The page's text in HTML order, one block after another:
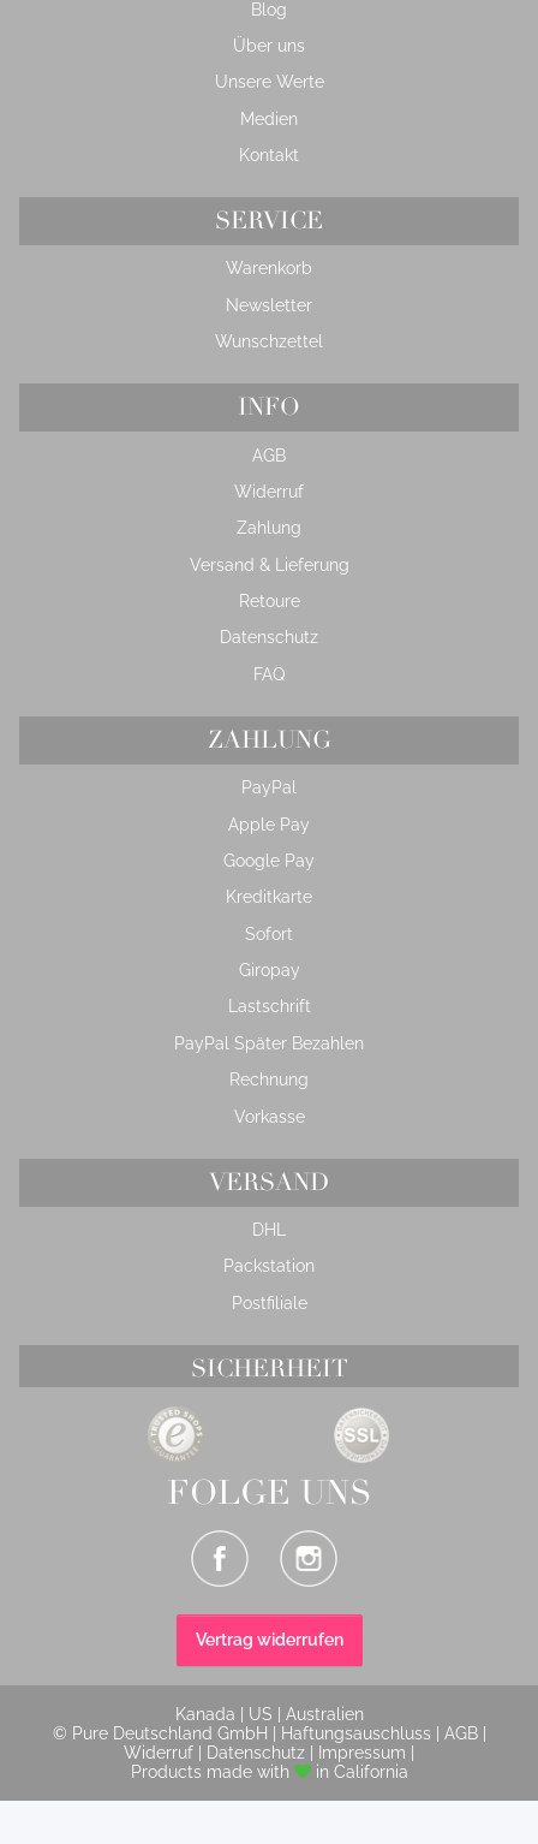
Blog
Über uns
Unsere Werte
Medien
Kontakt
SERVICE
Warenkorb
Newsletter
Wunschzettel
INFO
AGB
Widerruf
Zahlung
Versand & Lieferung
Retoure
Datenschutz
FAQ
ZAHLUNG
PayPal
Apple Pay
Google Pay
Kreditkarte
Sofort
Giropay
Lastschrift
PayPal Später Bezahlen
Rechnung
Vorkasse
VERSAND
DHL
Packstation
Postfiliale
SICHERHEIT
FOLGE UNS
Vertrag widerrufen
Kanada US
Australien
© Pure Deutschland GmbH |
Haftungsauschluss AGB
Widerruf
Datenschutz Impressum
Products made with
in California